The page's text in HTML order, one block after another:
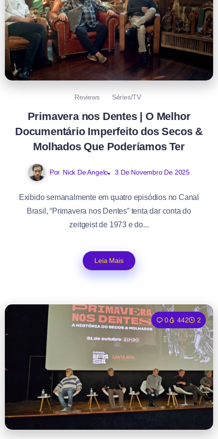
Reviews Séries/TV
Primavera nos Dentes | O Melhor
Documentário Imperfeito dos Secos &
Molhados Que Poderíamos Ter
Por Nick De Angelo 3 De Novembro De 2025
Exibido semanalmente em quatro episódios no Canal
Brasil, “Primavera nos Dentes” tenta dar conta do
zeitgeist de 1973 e do...
Leia Mais
0 442 2